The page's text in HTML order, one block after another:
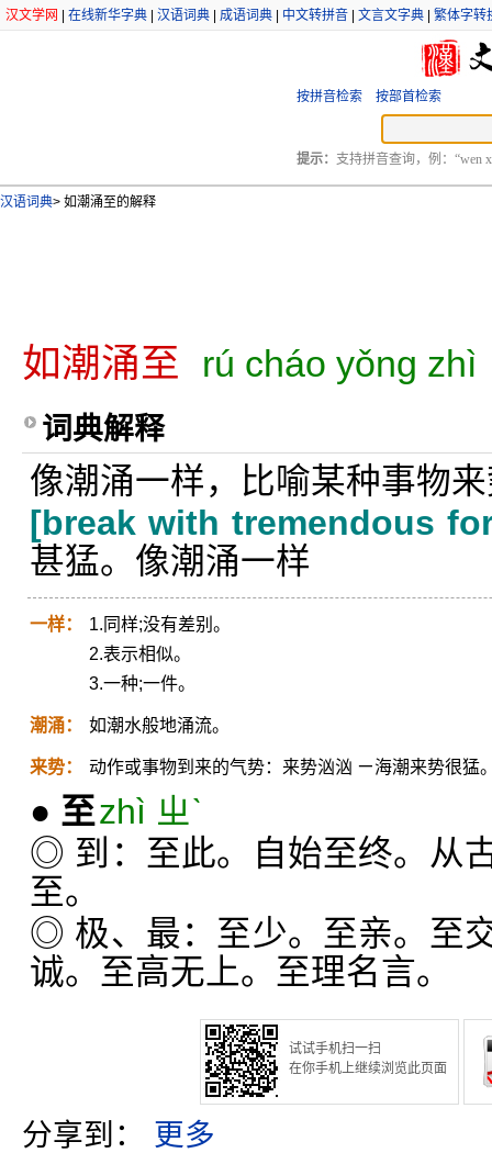
汉文学网 在线新华字典 汉语词典 成语词典 中文转拼音 文言文字典 繁体字转
按拼音检索 按部首检索
提示： 支持拼音查询，例：“wen
汉语词典> 如潮涌至的解释
如潮涌至 rú cháo yǒng zhì
词典解释
像潮涌一样，比喻某种事物
[break with tremendous
甚猛。像潮涌一样
一样：
1.同样;没有差别。
2.表示相似。
3.一种;一件。
潮涌： 如潮水般地涌流。
来势： 动作或事物到来的气势：来势汹汹 ㄧ海潮来势很猛
● 至zhì ㄓˋ
◎ 到：至此。自始至终。从
至。
◎ 极、最：至少。至亲。至
诚。至高无上。至理名言。
试试手机扫一扫
在你手机上继续浏览此页面
分享到： 更多